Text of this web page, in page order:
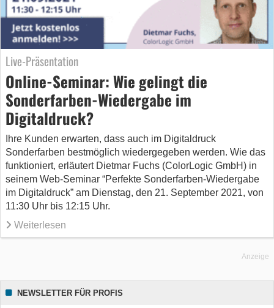
Live-Präsentation
Online-Seminar: Wie gelingt die
Sonderfarben-Wiedergabe im
Digitaldruck?
Ihre Kunden erwarten, dass auch im Digitaldruck
Sonderfarben bestmöglich wiedergegeben werden. Wie das
funktioniert, erläutert Dietmar Fuchs (ColorLogic GmbH) in
seinem Web-Seminar “Perfekte Sonderfarben-Wiedergabe
im Digitaldruck” am Dienstag, den 21. September 2021, von
11:30 Uhr bis 12:15 Uhr.
Weiterlesen
Anzeige
NEWSLETTER FÜR PROFIS